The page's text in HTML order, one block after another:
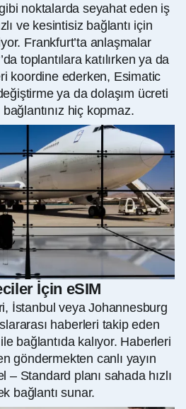
noktalarda seyahat eden iş
ve kesintisiz bağlantı için
Frankfurt’ta anlaşmalar
toplantılara katılırken ya da
koordine ederken, Esimatic
ya da dolaşım ücreti
hiç kopmaz.
İçin eSIM
İstanbul veya Johannesburg
haberleri takip eden
bağlantıda kalıyor. Haberleri
göndermekten canlı yayın
– Standard planı sahada hızlı
bağlantı sunar.